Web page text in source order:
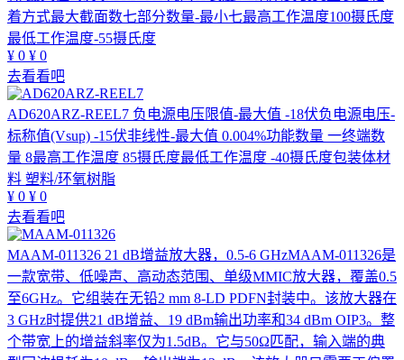
着方式最大截面数七部分数量-最小七最高工作温度100摄氏度
最低工作温度-55摄氏度
¥ 0 ¥ 0
去看看吧
AD620ARZ-REEL7 负电源电压限值-最大值 -18伏负电源电压-
标称值(Vsup) -15伏非线性-最大值 0.004%功能数量 一终端数
量 8最高工作温度 85摄氏度最低工作温度 -40摄氏度包装体材
料 塑料/环氧树脂
¥ 0 ¥ 0
去看看吧
MAAM-011326 21 dB增益放大器，0.5-6 GHzMAAM-011326是
一款宽带、低噪声、高动态范围、单级MMIC放大器，覆盖0.5
至6GHz。它组装在无铅2 mm 8-LD PDFN封装中。该放大器在
3 GHz时提供21 dB增益、19 dBm输出功率和34 dBm OIP3。整
个带宽上的增益斜率仅为1.5dB。它与50Ω匹配，输入端的典